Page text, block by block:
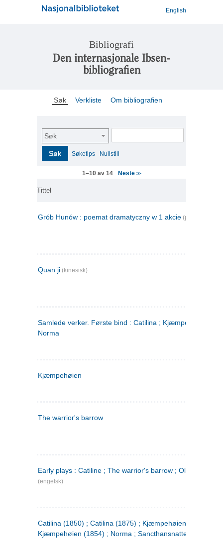
English
Bibliografi
Den internasjonale Ibsen-
bibliografien
Søk Verkliste Om bibliografien
Søk
Søk Søketips Nullstill
1–10 av 14 Neste>>
Tittel
Grób Hunów : poemat dramatyczny w 1 akcie (polsk)
Quan ji (kinesisk)
Samlede verker. Første bind : Catilina ; Kjæmpehøien ;
Norma
Kjæmpehøien
The warrior's barrow
Early plays : Catiline ; The warrior's barrow ; Olaf Liljekrans
(engelsk)
Catilina (1850) ; Catilina (1875) ; Kjæmpehøien (1850) ;
Kjæmpehøien (1854) ; Norma ; Sancthansnatten